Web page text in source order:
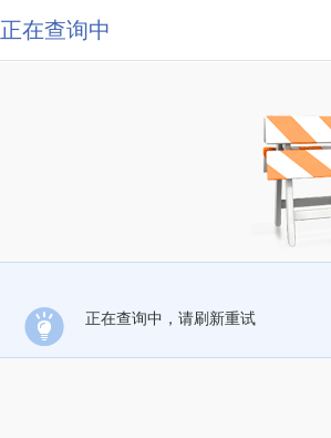
正在查询中
正在查询中，请刷新重试